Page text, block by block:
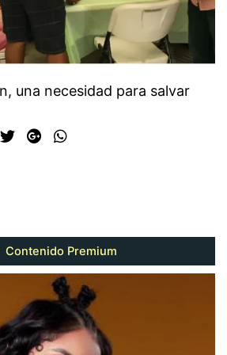
una necesidad para salvar
Contenido Premium